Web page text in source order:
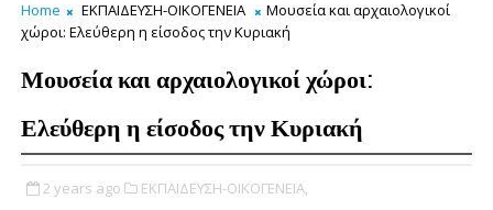
Home ΕΚΠΑΙΔΕΥΣΗ-ΟΙΚΟΓΕΝΕΙΑ
Μουσεία και αρχαιολογικοί
χώροι: Ελεύθερη η είσοδος την Κυριακή
Μουσεία και αρχαιολογικοί χώροι:
Ελεύθερη η είσοδος την Κυριακή
2 years ago ΕΚΠΑΙΔΕΥΣΗ-ΟΙΚΟΓΕΝΕΙΑ,